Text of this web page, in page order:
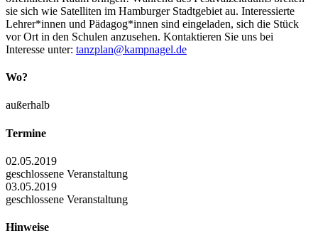
sie sich wie Satelliten im Hamburger Stadtgebiet au. Interessierte
Lehrer*innen und Pädagog*innen sind eingeladen, sich die Stück
vor Ort in den Schulen anzusehen. Kontaktieren Sie uns bei
Interesse unter: tanzplan@kampnagel.de
Wo?
außerhalb
Termine
02.05.2019
geschlossene Veranstaltung
03.05.2019
geschlossene Veranstaltung
Hinweise